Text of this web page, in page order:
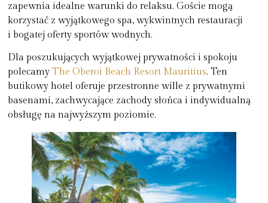
zapewnia idealne warunki do relaksu. Goście mogą
korzystać z wyjątkowego spa, wykwintnych restauracji
i bogatej oferty sportów wodnych.
Dla poszukujących wyjątkowej prywatności i spokoju
polecamy The Oberoi Beach Resort Mauritius. Ten
butikowy hotel oferuje przestronne wille z prywatnymi
basenami, zachwycające zachody słońca i indywidualną
obsługę na najwyższym poziomie.